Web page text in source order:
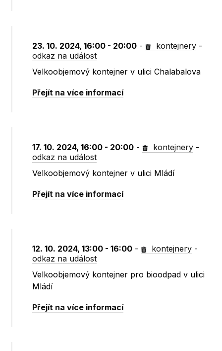
23. 10. 2024, 16:00 - 20:00 - kontejnery -
odkaz na událost
Velkoobjemový kontejner v ulici Chalabalova
Přejít na více informací
17. 10. 2024, 16:00 - 20:00 - kontejnery -
odkaz na událost
Velkoobjemový kontejner v ulici Mládí
Přejít na více informací
12. 10. 2024, 13:00 - 16:00 - kontejnery -
odkaz na událost
Velkoobjemový kontejner pro bioodpad v ulici
Mládí
Přejít na více informací